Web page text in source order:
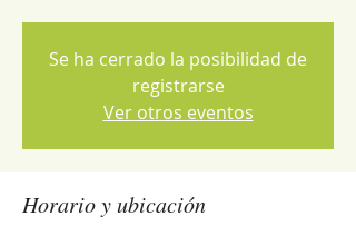
Se ha cerrado la posibilidad de
registrarse
Ver otros eventos
Horario y ubicación